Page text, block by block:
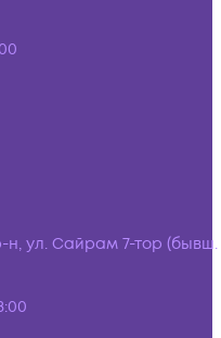
н, ул. Сайрам 7-тор (бывш.